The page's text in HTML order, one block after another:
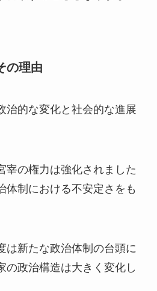
の理由
治的な変化と社会的な進展
宰の権力は強化されました
体制における不安定さをも
は新たな政治体制の台頭に
の政治構造は大きく変化し